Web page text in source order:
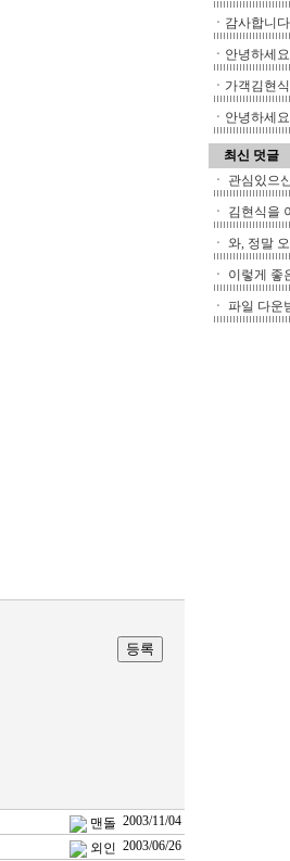
맨돌 2003/11/04
외인 2003/06/26
ㆍ 감사합니
ㆍ 안녕하세
ㆍ 가객김현
ㆍ 안녕하세
최신 덧글
ㆍ
관심있으
ㆍ 김현식을
ㆍ 와, 정말
ㆍ 이렇게 좋
ㆍ 파일 다운